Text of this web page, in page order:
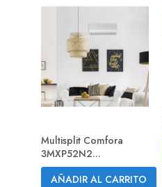
Multisplit Comfora
3MXP52N2...
AÑADIR AL CARRITO